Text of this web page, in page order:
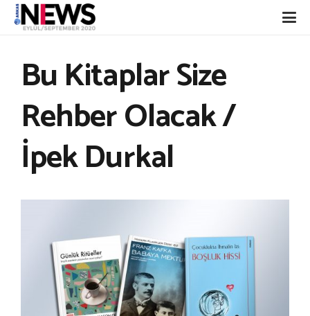
Bu Kitaplar Size
Rehber Olacak /
İpek Durkal